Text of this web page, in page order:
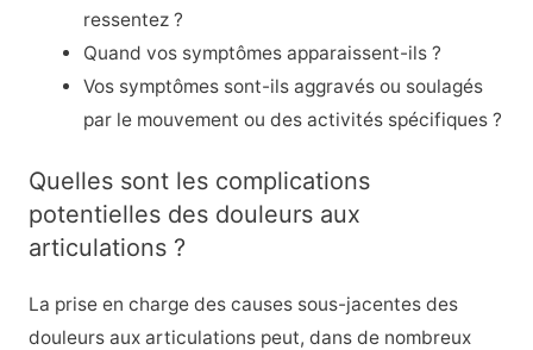
ressentez ?
Quand vos symptômes apparaissent-ils ?
Vos symptômes sont-ils aggravés ou soulagés
par le mouvement ou des activités spécifiques ?
Quelles sont les complications
potentielles des douleurs aux
articulations ?
La prise en charge des causes sous-jacentes des
douleurs aux articulations peut, dans de nombreux